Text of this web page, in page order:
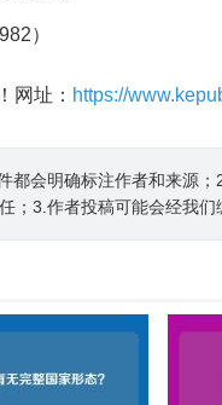
）
网址： https://
都会明确标注作者和来源
；3.作者投稿可能会经我们